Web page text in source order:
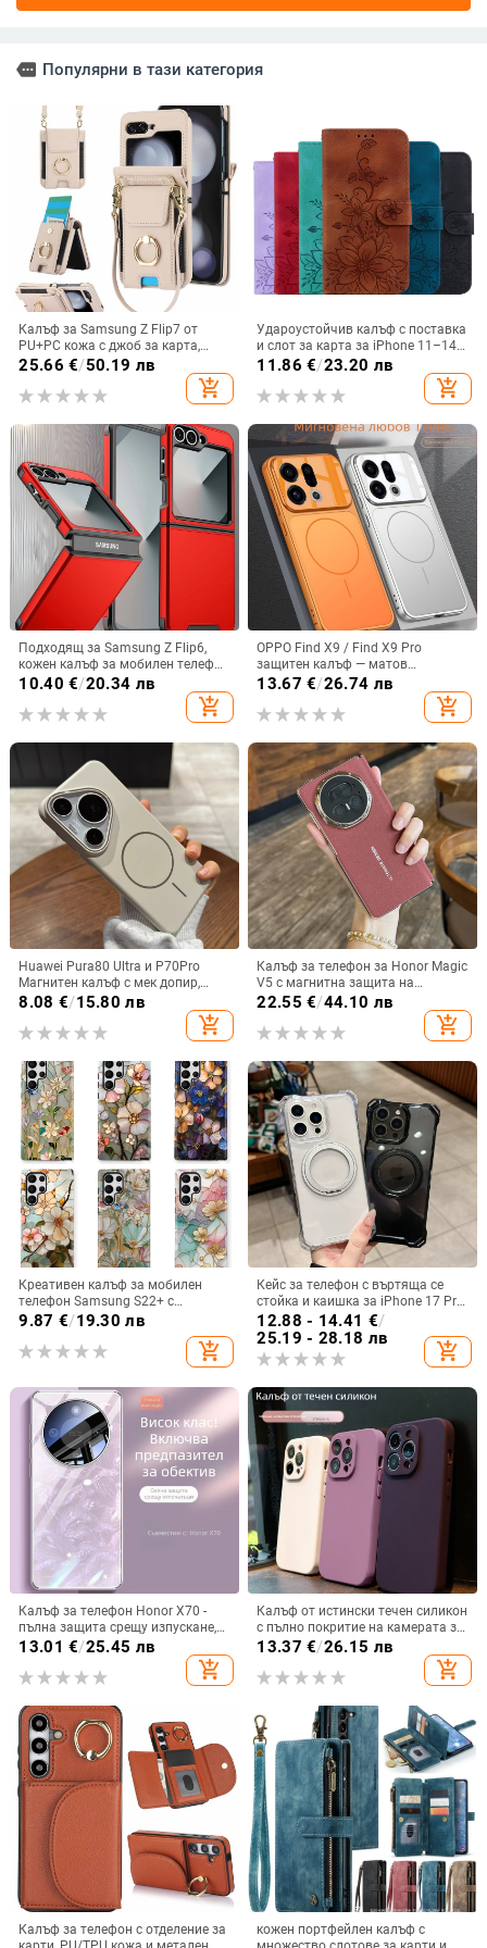
more Популярни в тази категория
Калъф за Samsung Z Flip7 от
PU+PC кожа с джоб за карта,
пръстен за държане, еластичен
държач за карти и кръстосана
презрамка
25.66 €/50.19 лв
add_shopping_cart
Удароустойчив калъф с поставка
и слот за карта за iPhone 11–14
Pro Max, изкуствена кожа,
11.86 €/23.20 лв
add_shopping_cart
Подходящ за Samsung Z Flip6,
кожен калъф за мобилен телефон
Flip5, твърд двустранен калъф
против падане за Flip7, защитен
калъф Armor
10.40 €/20.34 лв
add_shopping_cart
OPPO Find X9 / Find X9 Pro
защитен калъф — матов
пластмасов, минималистичен
стил, против изпускане, магнитно
зареждане, възможност за
13.67 €/26.74 лв
add_shopping_cart
Huawei Pura80 Ultra и P70Pro
Магнитен калъф с мек допир,
ултра тънък PC корпус,
8.08 €/15.80 лв
add_shopping_cart
Калъф за телефон за Honor Magic
V5 с магнитна защита на
централната ос, пълна защита на
електроплатиране, защита срещу
22.55 €/44.10 лв
add_shopping_cart
Креативен калъф за мобилен
телефон Samsung S22+ с
остъклено цвете, защита от
падане, Ultra Film Case за Apple
13
9.87 €/19.30 лв
add_shopping_cart
Кейс за телефон с въртяща се
стойка и каишка за iPhone 17 Pro
Max, 16, 15 и iPhone 11
12.88 - 14.41 €/
25.19 - 28.18 лв
add_shopping_cart
Калъф за телефон Honor X70 -
пълна защита срещу изпускане,
закалено стъкло, модел Аурора
13.01 €/25.45 лв
add_shopping_cart
Калъф от истински течен силикон
с пълно покритие на камерата за
iPhone 14 Pro Max, iPhone 13 Pro
и iPhone 12 — удароустойчив
13.37 €/26.15 лв
add_shopping_cart
Калъф за телефон с отделение за
кожен портфейлен калъф с